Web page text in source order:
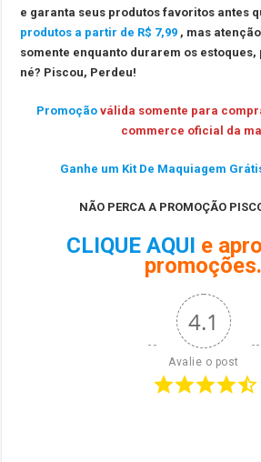
e garanta seus produtos favoritos antes
produtos a partir de R$ 7,99 , mas
somente enquanto durarem os estoques,
né? Piscou, Perdeu!
Promoçãoválida somente para
commerce oficial da
Ganhe um Kit De Maquiagem
NÃO PERCA A PROMOÇÃO
CLIQUE AQUI e
promoções.
4.1
Avalie o post